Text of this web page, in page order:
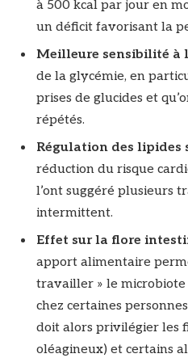
à 500 kcal par jour en
un déficit favorisant la
Meilleure sensibilité à
de la glycémie, en
prises de glucides et
répétés.
Régulation des lipides
réduction du risque
l’ont suggéré plusieurs
intermittent.
Effet sur la flore
apport alimentaire
travailler » le
chez certaines
doit alors privilégier les
oléagineux) et certains